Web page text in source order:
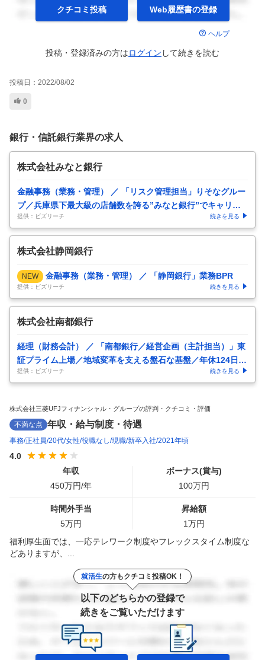
クチコミ投稿 Web履歴書の登録
ヘルプ
投稿・登録済みの方はログイン して続きを読む
投稿日： 2022/08/02
0
銀行・信託銀行業界の求人
株式会社みなと銀行
金融事務（業務・管理） ／ 「リスク管理担当」りそなグルー
プ／兵庫県下最大級の店舗数を誇る”みなと銀行”でキャリア
を築いてください
提供：ビズリーチ 続きを見る
株式会社静岡銀行
NEW 金融事務（業務・管理） ／ 「静岡銀行」業務BPR
提供：ビズリーチ 続きを見る
株式会社南都銀行
経理（財務会計） ／ 「南都銀行／経営企画（主計担当）」東
証プライム上場／地域変革を支える盤石な基盤／年休124日／
副業可／フレッ
提供：ビズリーチ 続きを見る
株式会社三菱UFJフィナンシャル・グループの評判・クチコミ・評価
不満な点 年収・給与制度・待遇
事務 正社員 20代 女性 役職なし 現職 新卒入社 2021年頃
4.0
年収
450万円/年
ボーナス(賞与)
100万円
時間外手当
5万円
昇給額
1万円
福利厚生面では、一応テレワーク制度やフレックスタイム制度な
どありますが、...
就活生の方もクチコミ投稿OK！
以下のどちらかの登録で
続きをご覧いただけます